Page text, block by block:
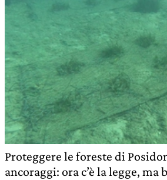
Proteggere le foreste di
ancoraggi: ora c’è la legge, ma